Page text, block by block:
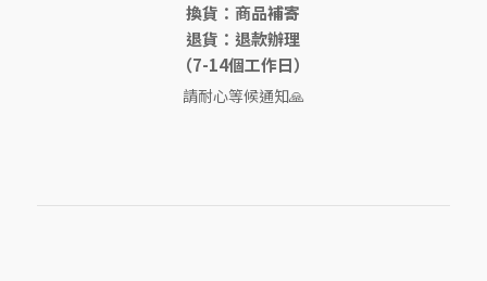
換貨：商品補寄
退貨：退款辦理
（7-14個工作日）
請耐心等候通知🙏